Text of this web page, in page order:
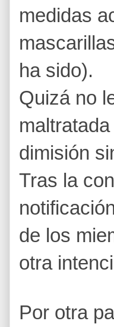
medidas
ha sido).
Quizá no
dimisión
Tras la
de los
otra
Por otra